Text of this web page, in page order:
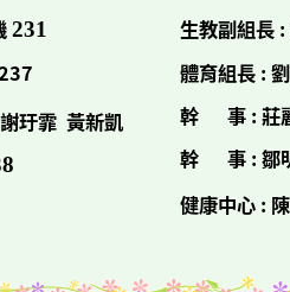
231 生教副組長 :
體育組長 :
玗霏 黃新凱 幹 事 : 莊
幹 事 : 鄒
健康中心 :